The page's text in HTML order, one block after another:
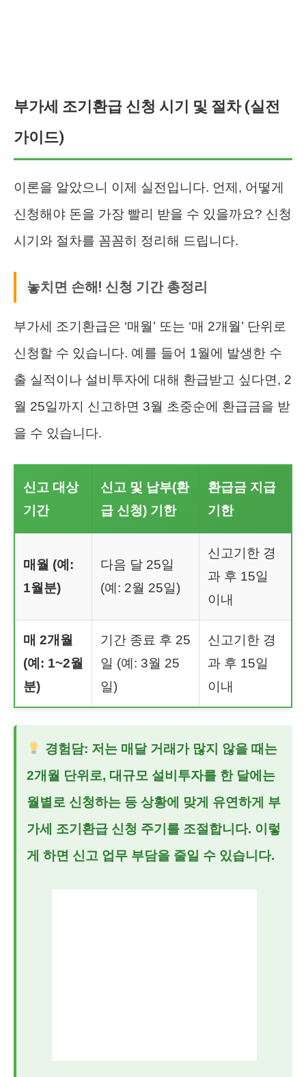
부가세 조기환급 신청 시기 및 절차 (실전
가이드)
이론을 알았으니 이제 실전입니다. 언제, 어떻게
신청해야 돈을 가장 빨리 받을 수 있을까요? 신청
시기와 절차를 꼼꼼히 정리해 드립니다.
놓치면 손해! 신청 기간 총정리
부가세 조기환급은 ‘매월’ 또는 ‘매 2개월’ 단위로
신청할 수 있습니다. 예를 들어 1월에 발생한 수
출 실적이나 설비투자에 대해 환급받고 싶다면, 2
월 25일까지 신고하면 3월 초중순에 환급금을 받
을 수 있습니다.
신고 대상
기간
신고 및 납부(환
급 신청) 기한
환급금 지급
기한
매월 (예:
1월분)
다음 달 25일
(예: 2월 25일)
신고기한 경
과 후 15일
이내
매 2개월
(예: 1~2월
분)
기간 종료 후 25
일 (예: 3월 25
일)
신고기한 경
과 후 15일
이내
경험담: 저는 매달 거래가 많지 않을 때는
2개월 단위로, 대규모 설비투자를 한 달에는
월별로 신청하는 등 상황에 맞게 유연하게 부
가세 조기환급 신청 주기를 조절합니다. 이렇
게 하면 신고 업무 부담을 줄일 수 있습니다.